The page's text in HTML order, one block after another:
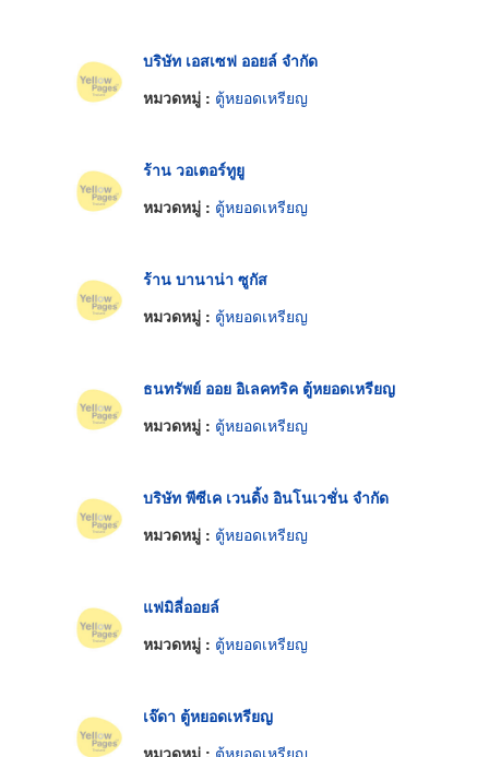
บริษัท เอสเซฟ ออยล์ จำกัด
หมวดหมู่ : ตู้หยอดเหรียญ
ร้าน วอเตอร์ทูยู
หมวดหมู่ : ตู้หยอดเหรียญ
ร้าน บานาน่า ซูกัส
หมวดหมู่ : ตู้หยอดเหรียญ
ธนทรัพย์ ออย อิเลคทริค ตู้หยอดเหรียญ
หมวดหมู่ : ตู้หยอดเหรียญ
บริษัท พีซีเค เวนดิ้ง อินโนเวชั่น จำกัด
หมวดหมู่ : ตู้หยอดเหรียญ
แฟมิลี่ออยล์
หมวดหมู่ : ตู้หยอดเหรียญ
เจ๊ดา ตู้หยอดเหรียญ
หมวดหมู่ : ตู้หยอดเหรียญ